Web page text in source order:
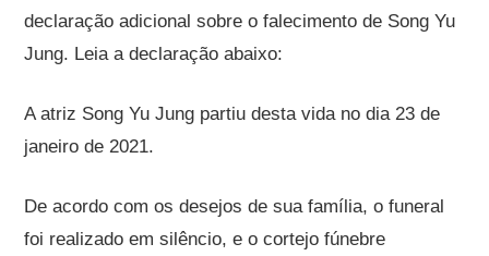
declaração adicional sobre o falecimento de Song Yu
Jung. Leia a declaração abaixo:
A atriz Song Yu Jung partiu desta vida no dia 23 de
janeiro de 2021.
De acordo com os desejos de sua família, o funeral
foi realizado em silêncio, e o cortejo fúnebre